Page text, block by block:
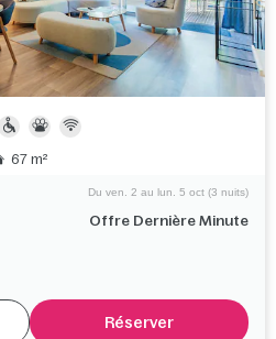
67 m²
Offre Dernière Minute
Du ven. 2 au lun. 5 oct (3 nuits)
Réserver